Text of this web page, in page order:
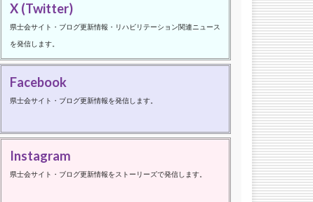
X (Twitter)
県士会サイト・ブログ更新情報・リハビリテーション関連ニュース
を発信します。
Facebook
県士会サイト・ブログ更新情報を発信します。
Instagram
県士会サイト・ブログ更新情報をストーリーズで発信します。